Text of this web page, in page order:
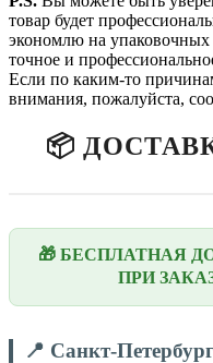
товар будет
экономлю на
точное и
Если по каким-то
внимания, пожалуйста,
📦
🎁 БЕСПЛАТНАЯ
ПРИ
📍 Санкт-